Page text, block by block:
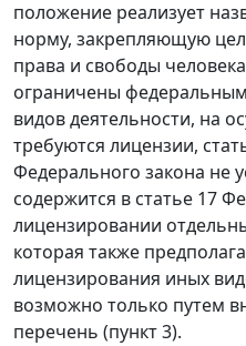
положение реализует
норму, закрепляющую
права и свободы
ограничены
видов деятельности, на
требуются лицензии,
Федерального закона не
содержится в статье 17
лицензировании
которая также
лицензирования иных
возможно только путем
перечень (пункт 3).